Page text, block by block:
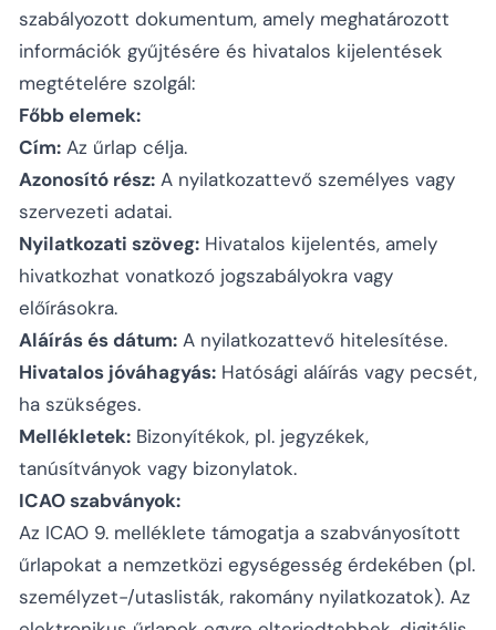
szabályozott dokumentum, amely meghatározott
információk gyűjtésére és hivatalos kijelentések
megtételére szolgál:
Főbb elemek:
Cím: Az űrlap célja.
Azonosító rész: A nyilatkozattevő személyes vagy
szervezeti adatai.
Nyilatkozati szöveg: Hivatalos kijelentés, amely
hivatkozhat vonatkozó jogszabályokra vagy
előírásokra.
Aláírás és dátum: A nyilatkozattevő hitelesítése.
Hivatalos jóváhagyás: Hatósági aláírás vagy pecsét,
ha szükséges.
Mellékletek: Bizonyítékok, pl. jegyzékek,
tanúsítványok vagy bizonylatok.
ICAO szabványok:
Az ICAO 9. melléklete támogatja a szabványosított
űrlapokat a nemzetközi egységesség érdekében (pl.
személyzet-/utaslisták, rakomány nyilatkozatok). Az